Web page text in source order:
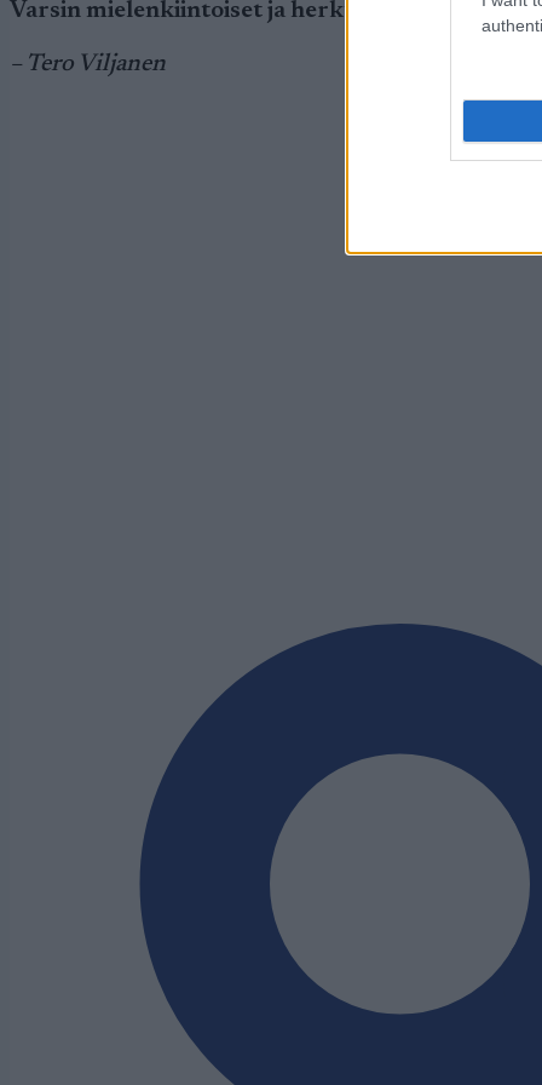
Varsin mielenkiintoiset ja herkulliset SM-viestit
– Tero Viljanen